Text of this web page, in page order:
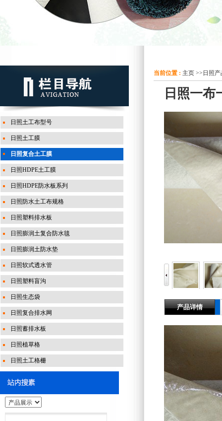
当前位置 : 主页 >> 日照
日照一布
产品详情
日照土工布型号
日照土工膜
日照复合土工膜
日照HDPE土工膜
日照HDPE防水板系列
日照防水土工布规格
日照塑料排水板
日照膨润土复合防水毯
日照膨润土防水垫
日照软式透水管
日照塑料盲沟
日照生态袋
日照复合排水网
日照蓄排水板
日照植草格
日照土工格栅